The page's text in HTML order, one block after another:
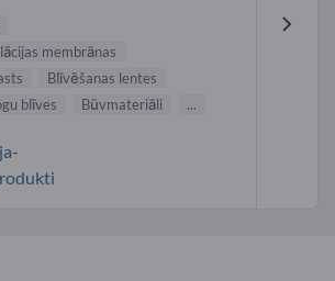
membrānas
Blīvēšanas lentes
blīves Būvmateriāli ...